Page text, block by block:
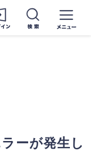
ーが発生し